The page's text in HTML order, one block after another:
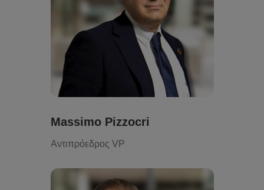
Massimo Pizzocri
Αντιπρόεδρος VP